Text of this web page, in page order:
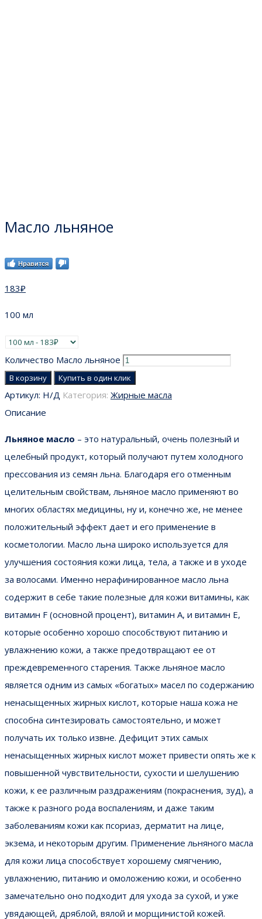
Масло льняное
Нравится
183₽
100 мл
Количество Масло льняное
В корзину Купить в один клик
Артикул: Н/Д Категория: Жирные масла
Описание
Льняное масло – это натуральный, очень полезный и
целебный продукт, который получают путем холодного
прессования из семян льна. Благодаря его отменным
целительным свойствам, льняное масло применяют во
многих областях медицины, ну и, конечно же, не менее
положительный эффект дает и его применение в
косметологии. Масло льна широко используется для
улучшения состояния кожи лица, тела, а также и в уходе
за волосами. Именно нерафинированное масло льна
содержит в себе такие полезные для кожи витамины, как
витамин F (основной процент), витамин A, и витамин E,
которые особенно хорошо способствуют питанию и
увлажнению кожи, а также предотвращают ее от
преждевременного старения. Также льняное масло
является одним из самых «богатых» масел по содержанию
ненасыщенных жирных кислот, которые наша кожа не
способна синтезировать самостоятельно, и может
получать их только извне. Дефицит этих самых
ненасыщенных жирных кислот может привести опять же к
повышенной чувствительности, сухости и шелушению
кожи, к ее различным раздражениям (покраснения, зуд), а
также к разного рода воспалениям, и даже таким
заболеваниям кожи как псориаз, дерматит на лице,
экзема, и некоторым другим. Применение льняного масла
для кожи лица способствует хорошему смягчению,
увлажнению, питанию и омоложению кожи, и особенно
замечательно оно подходит для ухода за сухой, и уже
увядающей, дряблой, вялой и морщинистой кожей.